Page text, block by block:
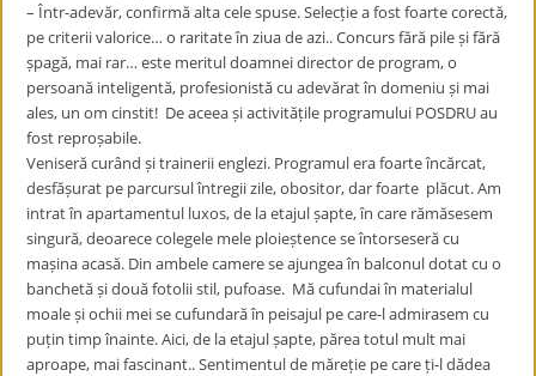
– Într-adevăr, confirmă alta cele spuse. Selecție a fost foarte corectă,
pe criterii valorice… o raritate în ziua de azi.. Concurs fără pile și fără
șpagă, mai rar… este meritul doamnei director de program, o
persoană inteligentă, profesionistă cu adevărat în domeniu și mai
ales, un om cinstit! De aceea și activitățile programului POSDRU au
fost reproșabile.
Veniseră curând și trainerii englezi. Programul era foarte încărcat,
desfășurat pe parcursul întregii zile, obositor, dar foarte plăcut. Am
intrat în apartamentul luxos, de la etajul șapte, în care rămăsesem
singură, deoarece colegele mele ploieștence se întorseseră cu
mașina acasă. Din ambele camere se ajungea în balconul dotat cu o
banchetă și două fotolii stil, pufoase. Mă cufundai în materialul
moale și ochii mei se cufundară în peisajul pe care-l admirasem cu
puțin timp înainte. Aici, de la etajul șapte, părea totul mult mai
aproape, mai fascinant.. Sentimentul de măreție pe care ți-l dădea